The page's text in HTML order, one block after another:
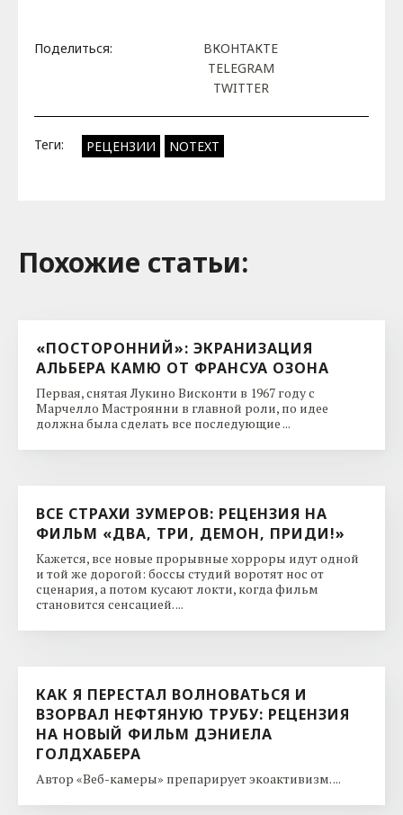
Поделиться:
ВКОНТАКТЕ
TELEGRAM
TWITTER
Теги: РЕЦЕНЗИИ NOTEXT
Похожие cтатьи:
«ПОСТОРОННИЙ»: ЭКРАНИЗАЦИЯ
АЛЬБЕРА КАМЮ ОТ ФРАНСУА ОЗОНА
Первая, снятая Лукино Висконти в 1967 году с
Марчелло Мастроянни в главной роли, по идее
должна была сделать все последующие ...
ВСЕ СТРАХИ ЗУМЕРОВ: РЕЦЕНЗИЯ НА
ФИЛЬМ «ДВА, ТРИ, ДЕМОН, ПРИДИ!»
Кажется, все новые прорывные хорроры идут одной
и той же дорогой: боссы студий воротят нос от
сценария, а потом кусают локти, когда фильм
становится сенсацией. ...
КАК Я ПЕРЕСТАЛ ВОЛНОВАТЬСЯ И
ВЗОРВАЛ НЕФТЯНУЮ ТРУБУ: РЕЦЕНЗИЯ
НА НОВЫЙ ФИЛЬМ ДЭНИЕЛА
ГОЛДХАБЕРА
Автор «Веб-камеры» препарирует экоактивизм. ...